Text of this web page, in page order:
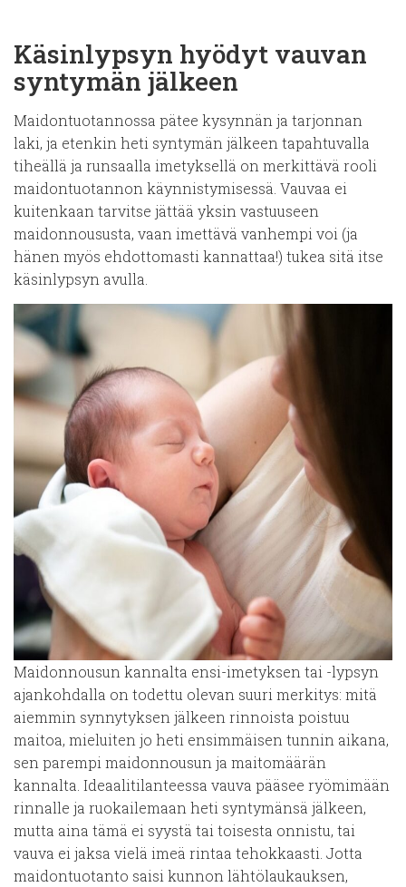
Käsinlypsyn hyödyt vauvan
syntymän jälkeen
Maidontuotannossa pätee kysynnän ja tarjonnan
laki, ja etenkin heti syntymän jälkeen tapahtuvalla
tiheällä ja runsaalla imetyksellä on merkittävä rooli
maidontuotannon käynnistymisessä. Vauvaa ei
kuitenkaan tarvitse jättää yksin vastuuseen
maidonnoususta, vaan imettävä vanhempi voi (ja
hänen myös ehdottomasti kannattaa!) tukea sitä itse
käsinlypsyn avulla.
Maidonnousun kannalta ensi-imetyksen tai -lypsyn
ajankohdalla on todettu olevan suuri merkitys: mitä
aiemmin synnytyksen jälkeen rinnoista poistuu
maitoa, mieluiten jo heti ensimmäisen tunnin aikana,
sen parempi maidonnousun ja maitomäärän
kannalta. Ideaalitilanteessa vauva pääsee ryömimään
rinnalle ja ruokailemaan heti syntymänsä jälkeen,
mutta aina tämä ei syystä tai toisesta onnistu, tai
vauva ei jaksa vielä imeä rintaa tehokkaasti. Jotta
maidontuotanto saisi kunnon lähtölaukauksen,